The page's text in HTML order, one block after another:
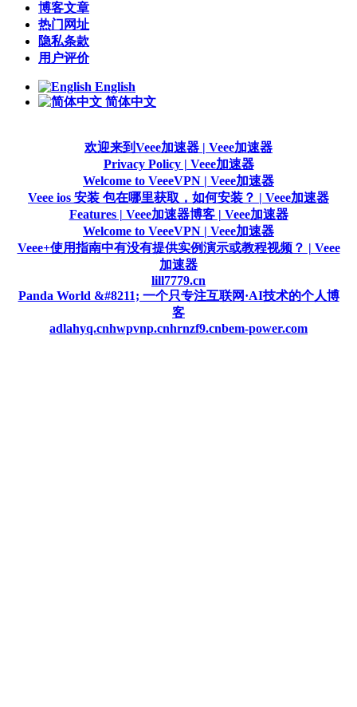
博客文章
热门网址
隐私条款
用户评价
English
简体中文
欢迎来到Veee加速器 | Veee加速器
Privacy Policy | Veee加速器
Welcome to VeeeVPN | Veee加速器
Veee ios 安装 包在哪里获取，如何安装？ | Veee加速器
Features | Veee加速器博客 | Veee加速器
Welcome to VeeeVPN | Veee加速器
Veee+使用指南中有没有提供实例演示或教程视频？ | Veee
加速器
lill7779.cn
Panda World &#8211; 一个只专注互联网·AI技术的个人博
客
adlahyq.cnhwpvnp.cnhrnzf9.cnbem-power.com